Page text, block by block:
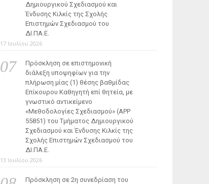
Δημιουργικού Σχεδιασμού και
Ένδυσης Κιλκίς της Σχολής
Επιστημών Σχεδιασμού του
ΔΙ.ΠΑ.Ε.
17 Ιουλίου 2026
Πρόσκληση σε επιστημονική
διάλεξη υποψηφίων για την
πλήρωση μίας (1) θέσης βαθμίδας
Επίκουρου Καθηγητή επί θητεία, με
γνωστικό αντικείμενο
«Μεθοδολογίες Σχεδιασμού» (ΑΡΡ
55851) του Τμήματος Δημιουργικού
Σχεδιασμού και Ένδυσης Κιλκίς της
Σχολής Επιστημών Σχεδιασμού του
ΔΙ.ΠΑ.Ε.
13 Ιουλίου 2026
Πρόσκληση σε 2η συνεδρίαση του